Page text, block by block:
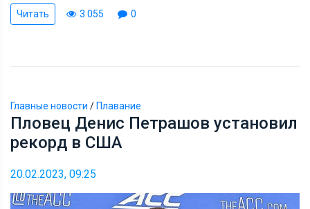
Читать 3 055 0
Главные новости / Плавание
Пловец Денис Петрашов установил
рекорд в США
20.02.2023, 09:25